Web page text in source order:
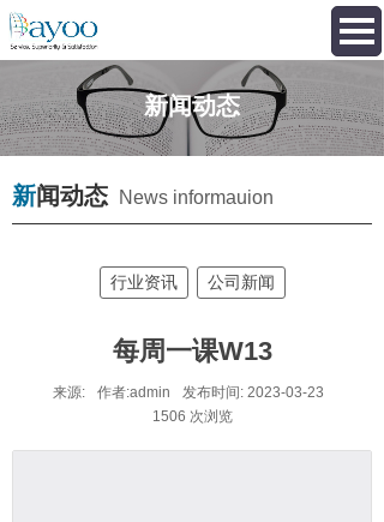
新闻动态
News informauion
新闻动态
行业资讯 公司新闻
每周一课W13
来源: 作者:admin 发布时间: 2023-03-23
1506 次浏览